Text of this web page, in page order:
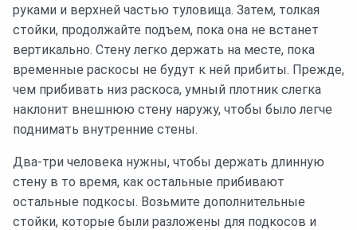
руками и верхней частью туловища. Затем, толкая
стойки, продолжайте подъем, пока она не встанет
вертикально. Стену легко держать на месте, пока
временные раскосы не будут к ней прибиты. Прежде,
чем прибивать низ раскоса, умный плотник слегка
наклонит внешнюю стену наружу, чтобы было легче
поднимать внутренние стены.
Два-три человека нужны, чтобы держать длинную
стену в то время, как остальные прибивают
остальные подкосы. Возьмите дополнительные
стойки, которые были разложены для подкосов и